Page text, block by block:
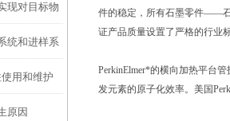
式代理与维
现对目标物
统和进样系
用和维护
原因
件的稳定，所有石墨零件——
证产品质量设置了严格的行业
PerkinElmer*的横向加热平台
发元素的原子化效率。美国